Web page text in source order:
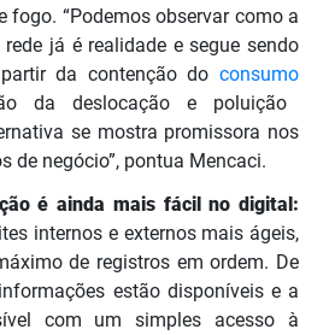
fogo. “Podemos observar como a
já é realidade e segue sendo
da contenção do consumo
da deslocação e poluição
se mostra promissora nos
de negócio”, pontua Mencaci.
é ainda mais fácil no digital:
internos e externos mais ágeis,
de registros em ordem. De
estão disponíveis e a
com um simples acesso à